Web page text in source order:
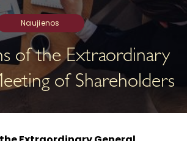
Naujienos
of the Extraordinary
of Shareholders